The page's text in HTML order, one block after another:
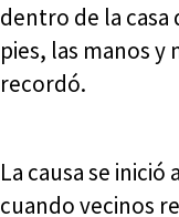
dentro de la casa
pies, las manos y
recordó.
La causa se inició
cuando vecinos